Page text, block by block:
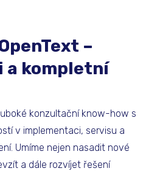
–
a kompletní
konzultační know-how s
v implementaci, servisu a
Umíme nejen nasadit nové
a dále rozvíjet řešení